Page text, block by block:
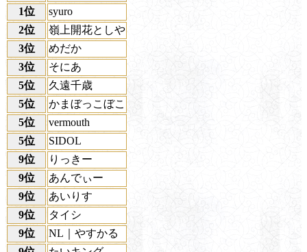
1位
syuro
2位
嶺上開花としや
3位
めだか
3位
そにあ
5位
久遠千歳
5位
かまぼっこぼこ
5位
vermouth
5位
SIDOL
9位
りっきー
9位
あんでぃー
9位
あいりす
9位
タイシ
9位
NL｜やすかる